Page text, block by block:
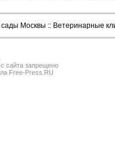
сады Москвы :: Ветеринарные
сайта запрещено
Free-Press.RU